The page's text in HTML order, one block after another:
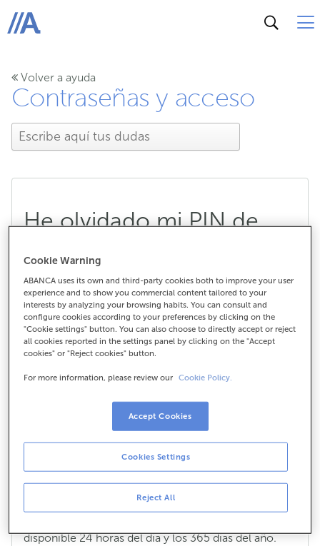
ABANCA
Volver a ayuda
Contraseñas y acceso
He olvidado mi PIN de
banca a distancia, ¿puedo
solicitar uno nuevo? ¿Y
modificarlo?
He olvidado mi PIN de banca a
¿Y modificarlo?
Podrás solicitar tu nuevo PIN de banca a distancia
desde laapp de banca móvil. Entrando en ‘¿Necesitas
ayuda?’ > ‘¿En qué te puedo ayudar?’ > 'Recupera tu
disponible 24 horas del día y los 365 días del año.
Cookie Warning
ABANCA uses its own and third-party cookies both to improve your user
experience and to show you commercial content tailored to your
interests by analyzing your browsing habits. You can consult and
configure cookies according to your preferences by clicking on the
"Cookie settings" button. You can also choose to directly accept or reject
all cookies reported in the settings panel by clicking on the "Accept
cookies" or "Reject cookies" button.
For more information, please review our Cookie Policy.
Reject All
Cookies Settings
Accept Cookies